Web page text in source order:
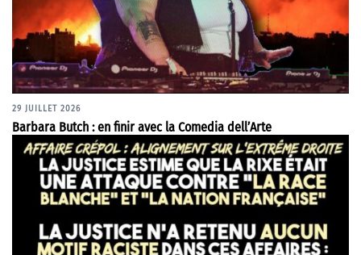
29 JUILLET 2026
Barbara Butch : en finir avec la Comedia dell’Arte